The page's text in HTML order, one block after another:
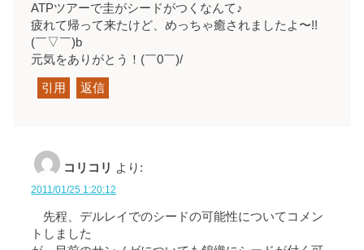
ATPツアーで圭がシードがつくなんて♪
疲れて帰って来たけど、めっちゃ癒されましたよ〜!!
(￣▽￣)b
元気をありがとう！(￣0￣)/
引用 返信
コリコリ より:
2011/01/25 1:20:12
先程、デルレイでのシードの可能性についてコメン
トしました